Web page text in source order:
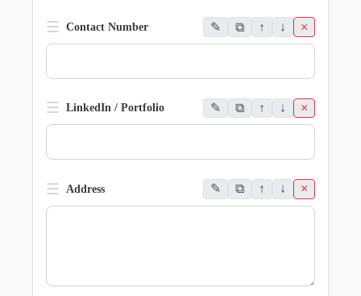
☰ Contact Number ✎ ⧉ ↑ ↓ ×
☰ LinkedIn / Portfolio ✎ ⧉ ↑ ↓ ×
☰ Address ✎ ⧉ ↑ ↓ ×